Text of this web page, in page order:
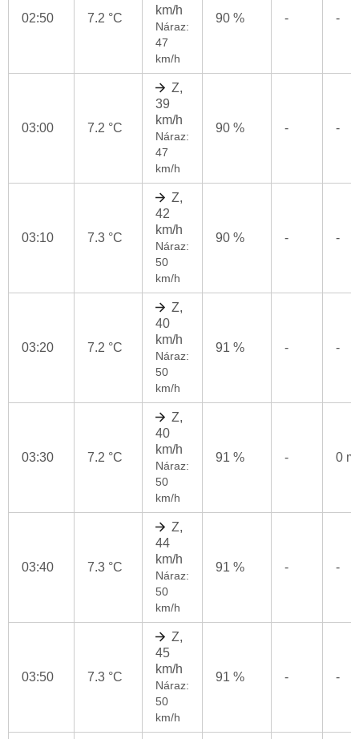
02:50 7.2 °C
km/h
Náraz:
47
km/h
90 % - -
03:00 7.2 °C
Z,
39
km/h
Náraz:
47
km/h
90 % - -
03:10 7.3 °C
Z,
42
km/h
Náraz:
50
km/h
90 % - -
03:20 7.2 °C
Z,
40
km/h
Náraz:
50
km/h
91 % - -
03:30 7.2 °C
Z,
40
km/h
Náraz:
50
km/h
91 % - 0
03:40 7.3 °C
Z,
44
km/h
Náraz:
50
km/h
91 % - -
03:50 7.3 °C
Z,
45
km/h
Náraz:
50
km/h
91 % - -